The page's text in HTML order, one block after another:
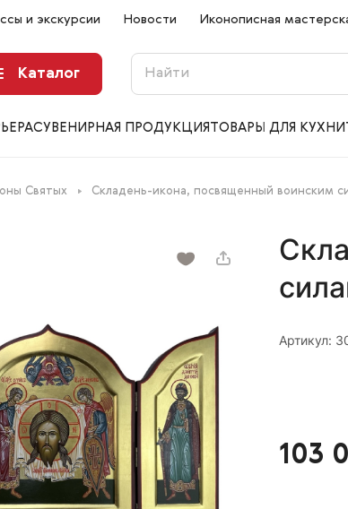
и экскурсии Новости Иконописная
Каталог
СУВЕНИРНАЯ ПРОДУКЦИЯ ТОВАРЫ ДЛЯ КУХНИ
Святых Складень-икона, посвященный воинским
Артикул:
103